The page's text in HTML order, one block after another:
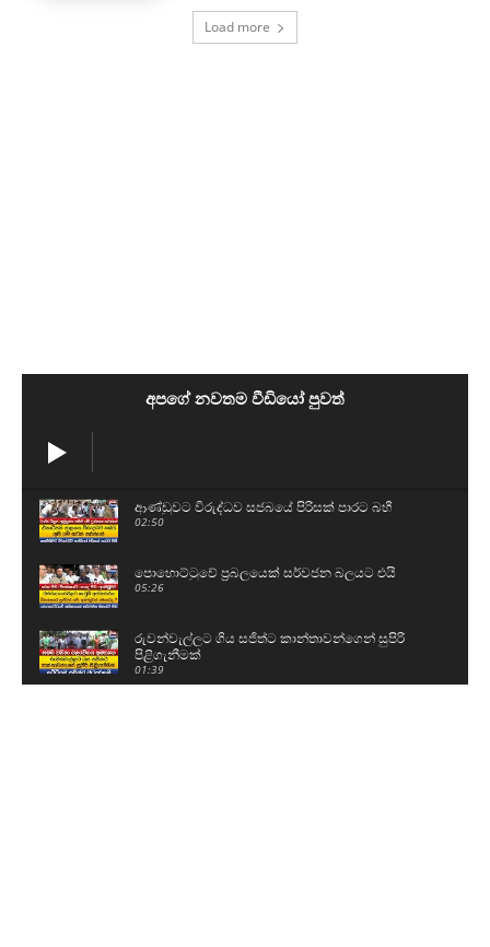
Load more
අපගේ නවතම වීඩියෝ පුවත්
ආණ්ඩුවට විරුද්ධව සජබයේ පිරිසක් පාරට බහී
02:50
පොහොට්ටුවේ ප්‍රබලයෙක් සර්වජන බලයට එයි
05:26
රුවන්වැල්ලට ගිය සජිත්ට කාන්තාවන්ගෙන් සුපිරි
පිළිගැනීමක්
01:39